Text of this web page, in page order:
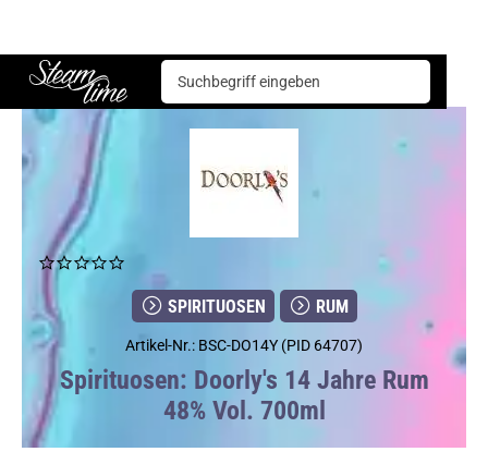
Steam time
Spirituosen Doorly's 14 Jahre Rum 48% Vol. 700ml
SPIRITUOSEN RUM
Artikel-Nr.: BSC-DO14Y (PID 64707)
Spirituosen: Doorly's 14 Jahre Rum
48% Vol. 700ml